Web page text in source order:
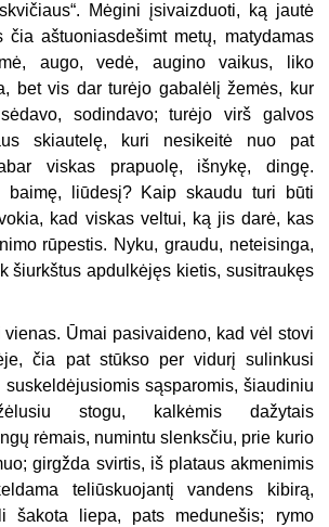
Mėgini įsivaizduoti, ką jautė
čia aštuoniasdešimt metų, matydamas
augo, vedė, augino vaikus, liko
bet vis dar turėjo gabalėlį žemės, kur
sodindavo; turėjo virš galvos
skiautelę, kuri nesikeitė nuo pat
viskas prapuolę, išnykę, dingę.
baimę, liūdesį? Kaip skaudu turi būti
kad viskas veltui, ką jis darė, kas
rūpestis. Nyku, graudu, neteisinga,
šiurkštus apdulkėjęs kietis, susitraukęs
Ūmai pasivaideno, kad vėl stovi
čia pat stūkso per vidurį sulinkusi
sąsparomis, šiaudiniu
stogu, kalkėmis dažytais
rėmais, numintu slenksčiu, prie kurio
girgžda svirtis, iš plataus akmenimis
teliūskuojantį vandens kibirą,
šakota liepa, pats medunešis; rymo